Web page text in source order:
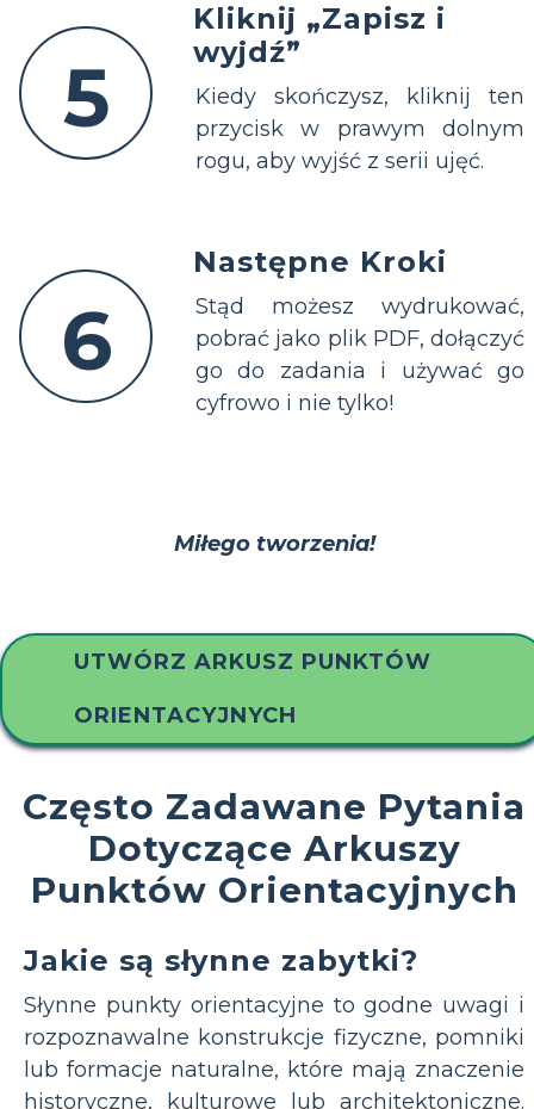
5
Kliknij „Zapisz i
wyjdź”
Kiedy skończysz, kliknij ten
przycisk w prawym dolnym
rogu, aby wyjść z serii ujęć.
6
Następne Kroki
Stąd możesz wydrukować,
pobrać jako plik PDF, dołączyć
go do zadania i używać go
cyfrowo i nie tylko!
Miłego tworzenia!
UTWÓRZ ARKUSZ PUNKTÓW
ORIENTACYJNYCH
Często Zadawane Pytania
Dotyczące Arkuszy
Punktów Orientacyjnych
Jakie są słynne zabytki?
Słynne punkty orientacyjne to godne uwagi i
rozpoznawalne konstrukcje fizyczne, pomniki
lub formacje naturalne, które mają znaczenie
historyczne, kulturowe lub architektoniczne.